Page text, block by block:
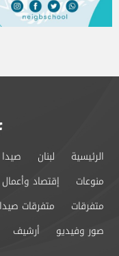
الرئيسية لبنان صيدا
منوعات
إقتصاد وأعمال
متفرقات
متفرقات صيدا
صور وفيديو
أرشيف